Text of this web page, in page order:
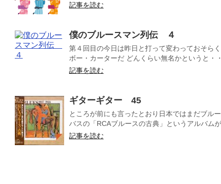
記事を読む
僕のブルースマン列伝 ４
第４回目の今日は昨日と打って変わっておそら
ボー・カーターだ どんくらい無名かというと・
記事を読む
ギターギター 45
ところが前にも言ったとおり日本ではまだブル
バスの「RCAブルースの古典」というアルバム
記事を読む